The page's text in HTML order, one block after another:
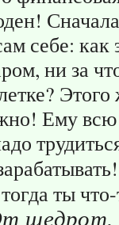
себе: как
ни за
Ему
ты
щедрот.